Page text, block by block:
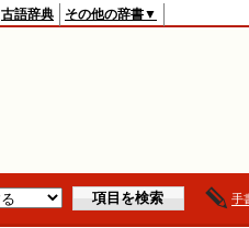
古語辞典 その他の辞書▼
手